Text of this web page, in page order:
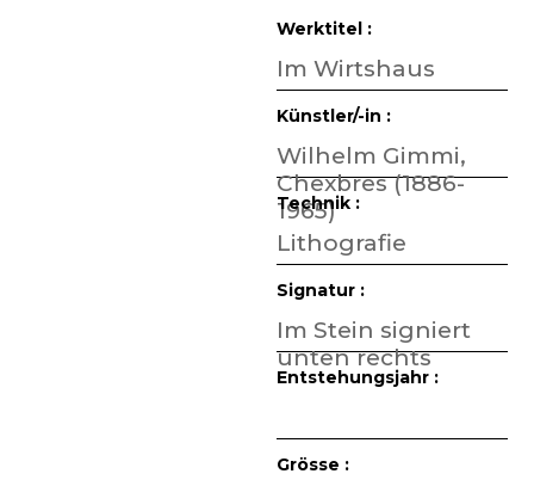
Werktitel :
Im Wirtshaus
Künstler/-in :
Wilhelm Gimmi,
Chexbres (1886-
1965)
Technik :
Lithografie
Signatur :
Im Stein signiert
unten rechts
Entstehungsjahr :
Grösse :